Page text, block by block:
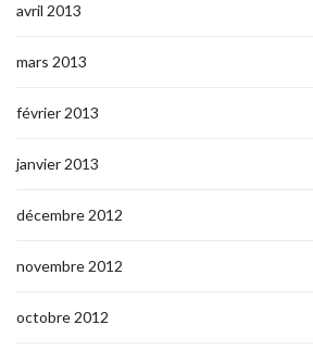
avril 2013
mars 2013
février 2013
janvier 2013
décembre 2012
novembre 2012
octobre 2012